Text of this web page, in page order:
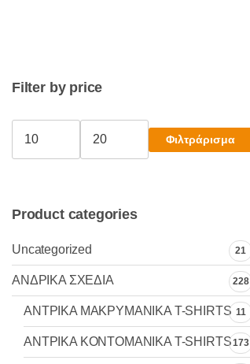
να
επιλεγούν
Filter by price
Ελάχιστη
τιμή
Μέγιστη
τιμή
Φιλτράρισμα
Product categories
Uncategorized 21
ΑΝΔΡΙΚΑ ΣΧΕΔΙΑ 228
ΑΝΤΡΙΚΑ MAKΡYMANIKA T-SHIRTS 11
ΑΝΤΡΙΚΑ ΚΟΝΤΟΜΑΝΙΚΑ T-SHIRTS173